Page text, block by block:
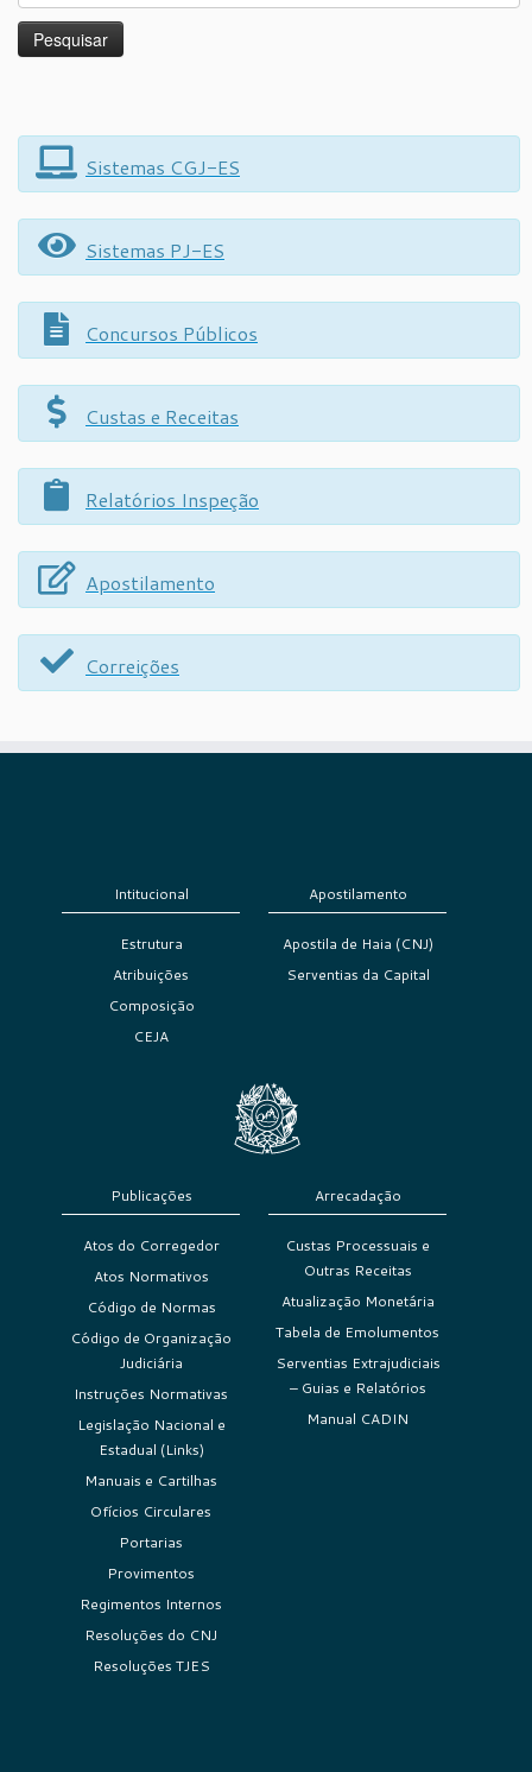
Sistemas CGJ-ES
Sistemas PJ-ES
Concursos Públicos
Custas e Receitas
Relatórios Inspeção
Apostilamento
Correições
Intitucional
Estrutura
Atribuições
Composição
CEJA
Apostilamento
Apostila de Haia (CNJ)
Serventias da Capital
Publicações
Atos do Corregedor
Atos Normativos
Código de Normas
Código de Organização
Judiciária
Instruções Normativas
Legislação Nacional e
Estadual (Links)
Manuais e Cartilhas
Ofícios Circulares
Portarias
Provimentos
Regimentos Internos
Resoluções do CNJ
Resoluções TJES
Arrecadação
Custas Processuais e
Outras Receitas
Atualização Monetária
Tabela de Emolumentos
Serventias Extrajudiciais
– Guias e Relatórios
Manual CADIN